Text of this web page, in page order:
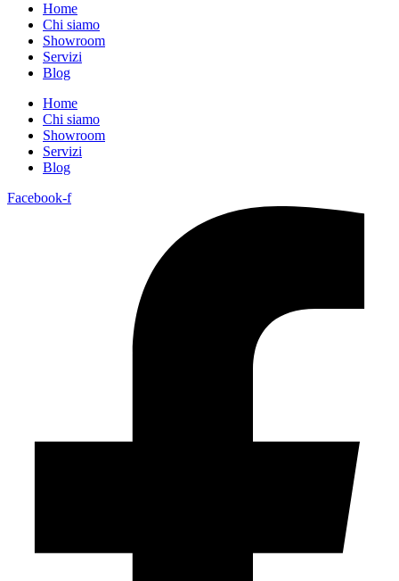
Home
Chi siamo
Showroom
Servizi
Blog
Home
Chi siamo
Showroom
Servizi
Blog
Facebook-f